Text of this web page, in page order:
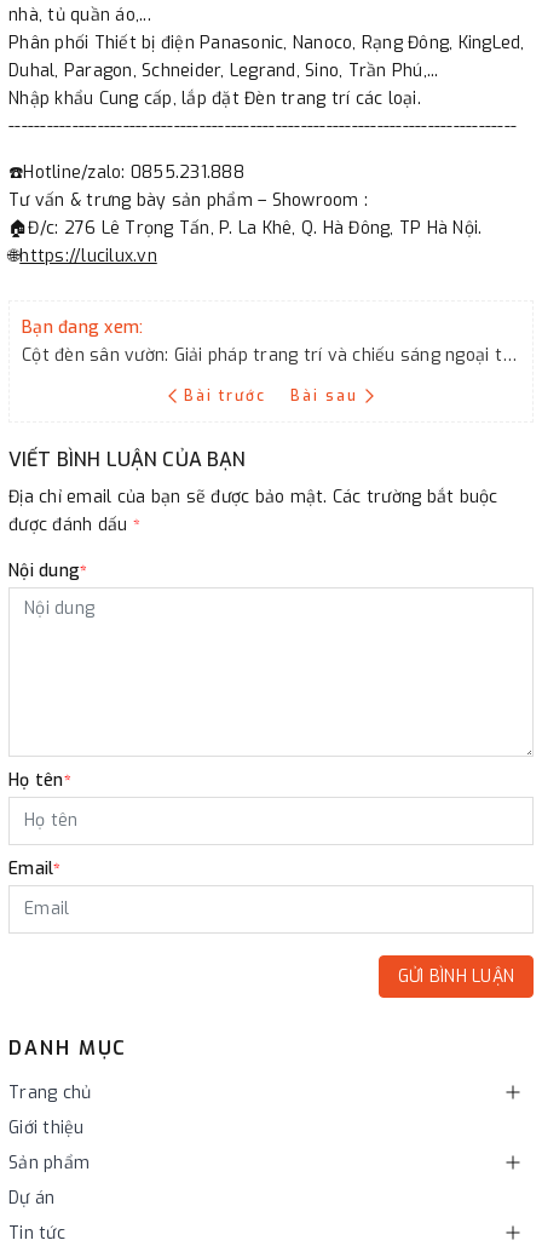
DANH MỤC
Trang chủ
Giới thiệu
Sản phẩm
Dự án
Tin tức
nhà, tủ quần áo,...
Phân phối Thiết bị điện Panasonic, Nanoco, Rạng Đông, KingLed,
Duhal, Paragon, Schneider, Legrand, Sino, Trần Phú,...
Nhập khẩu Cung cấp, lắp đặt Đèn trang trí các loại.
--------------------------------------------------------------------------------
☎️Hotline/zalo: 0855.231.888
Tư vấn & trưng bày sản phẩm – Showroom :
🏠Đ/c: 276 Lê Trọng Tấn, P. La Khê, Q. Hà Đông, TP Hà Nội.
🌐https://lucilux.vn
Bạn đang xem:
Cột đèn sân vườn: Giải pháp trang trí và chiếu sáng ngoại thất đẹp mắt
Bài trước Bài sau
VIẾT BÌNH LUẬN CỦA BẠN
Địa chỉ email của bạn sẽ được bảo mật. Các trường bắt buộc
được đánh dấu *
Nội dung*
Họ tên*
Email*
GỬI BÌNH LUẬN